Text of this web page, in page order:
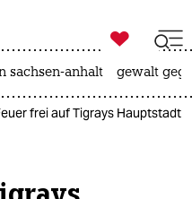

taz zahl ich
sachsen-anhalt gewalt
frei auf Tigrays Hauptstadt